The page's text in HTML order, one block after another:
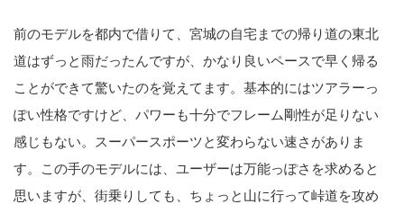
前のモデルを都内で借りて、宮城の自宅までの帰り道の東北
道はずっと雨だったんですが、かなり良いペースで早く帰る
ことができて驚いたのを覚えてます。基本的にはツアラーっ
ぽい性格ですけど、パワーも十分でフレーム剛性が足りない
感じもない。スーパースポーツと変わらない速さがありま
す。この手のモデルには、ユーザーは万能っぽさを求めると
思いますが、街乗りしても、ちょっと山に行って峠道を攻め